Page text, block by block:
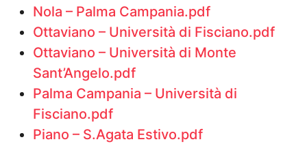
Nola – Palma Campania.pdf
Ottaviano – Università di Fisciano.pdf
Ottaviano – Università di Monte
Sant’Angelo.pdf
Palma Campania – Università di
Fisciano.pdf
Piano – S.Agata Estivo.pdf